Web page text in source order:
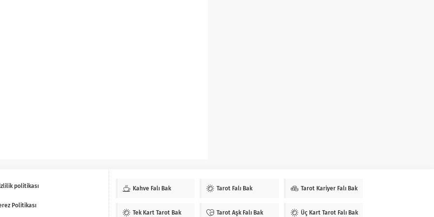
politikası
Politikası
Kahve Falı Bak Tarot Falı Bak Tarot Kariyer Falı Bak
Tek Kart Tarot Bak Tarot Aşk Falı Bak Üç Kart Tarot Falı Bak